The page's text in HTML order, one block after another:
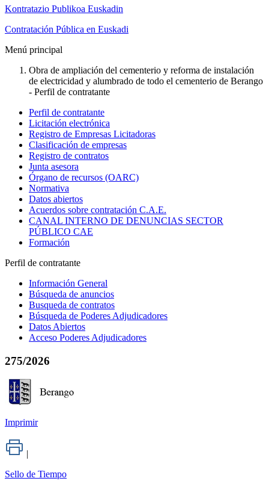
Kontratazio Publikoa Euskadin
Contratación Pública en Euskadi
Menú principal
Obra de ampliación del cementerio y reforma de instalación
de electricidad y alumbrado de todo el cementerio de Berango
- Perfil de contratante
Perfil de contratante
Licitación electrónica
Registro de Empresas Licitadoras
Clasificación de empresas
Registro de contratos
Junta asesora
Órgano de recursos (OARC)
Normativa
Datos abiertos
Acuerdos sobre contratación C.A.E.
CANAL INTERNO DE DENUNCIAS SECTOR
PÚBLICO CAE
Formación
Perfil de contratante
Información General
Búsqueda de anuncios
Busqueda de contratos
Búsqueda de Poderes Adjudicadores
Datos Abiertos
Acceso Poderes Adjudicadores
275/2026
Imprimir
|
Sello de Tiempo